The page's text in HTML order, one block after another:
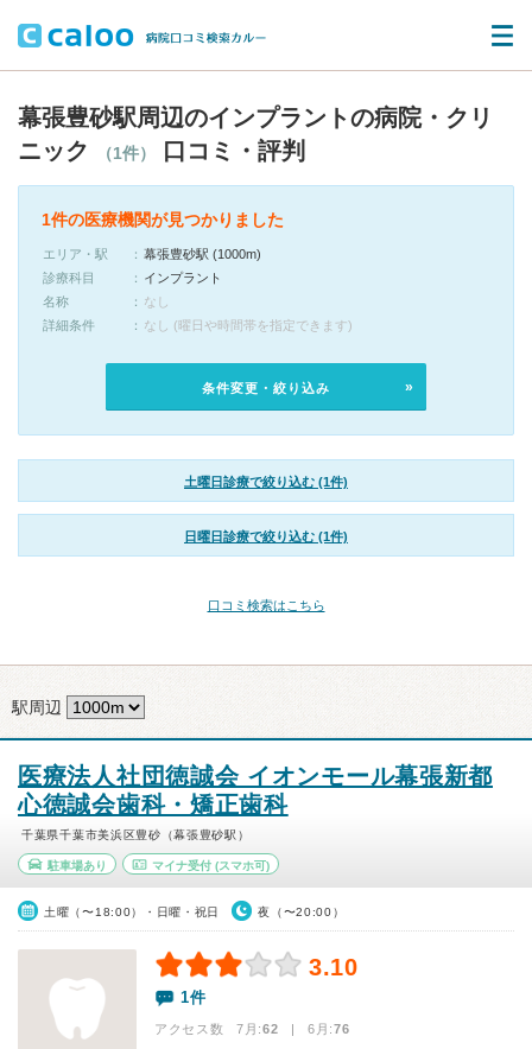
幕張豊砂駅周辺のインプラントの病院・クリ
ニック
（1件） 口コミ・評判
1件の医療機関が見つかりました
エリア・駅
幕張豊砂駅 (1000m)
診療科目
インプラント
名称
なし
詳細条件
なし (曜日や時間帯を指定できます)
条件変更・絞り込み
土曜日診療で絞り込む (1件)
日曜日診療で絞り込む (1件)
口コミ検索はこちら
駅周辺
医療法人社団徳誠会 イオンモール幕張新都
心徳誠会歯科・矯正歯科
千葉県千葉市美浜区豊砂（幕張豊砂駅）
駐車場あり マイナ受付(スマホ可)
土曜（〜18:00）・日曜・祝日 夜（〜20:00）
3.10
1件
アクセス数 7月:62 | 6月:76